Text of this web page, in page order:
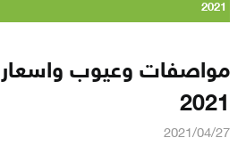
2021
مواصفات وعيوب واسعار
2021
2021/04/27